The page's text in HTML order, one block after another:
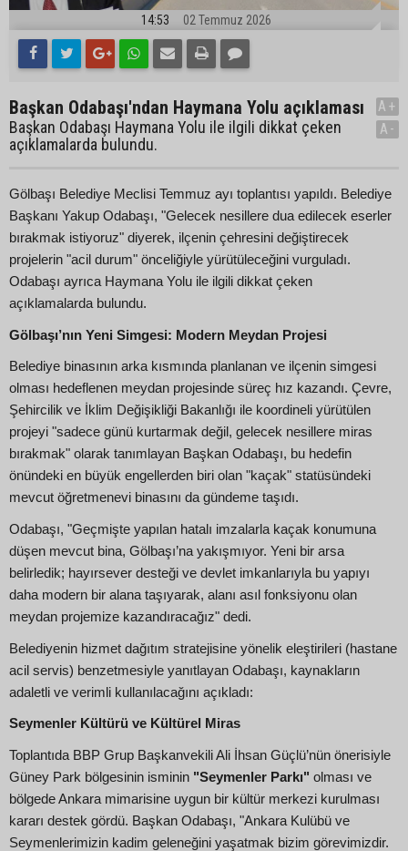
14:53 02 Temmuz 2026
Başkan Odabaşı'ndan Haymana Yolu açıklaması
Başkan Odabaşı Haymana Yolu ile ilgili dikkat çeken
açıklamalarda bulundu.
A+
A-
Gölbaşı Belediye Meclisi Temmuz ayı toplantısı yapıldı. Belediye
Başkanı Yakup Odabaşı, "Gelecek nesillere dua edilecek eserler
bırakmak istiyoruz" diyerek, ilçenin çehresini değiştirecek
projelerin "acil durum" önceliğiyle yürütüleceğini vurguladı.
Odabaşı ayrıca Haymana Yolu ile ilgili dikkat çeken
açıklamalarda bulundu.
Gölbaşı’nın Yeni Simgesi: Modern Meydan Projesi
Belediye binasının arka kısmında planlanan ve ilçenin simgesi
olması hedeflenen meydan projesinde süreç hız kazandı. Çevre,
Şehircilik ve İklim Değişikliği Bakanlığı ile koordineli yürütülen
projeyi "sadece günü kurtarmak değil, gelecek nesillere miras
bırakmak" olarak tanımlayan Başkan Odabaşı, bu hedefin
önündeki en büyük engellerden biri olan "kaçak" statüsündeki
mevcut öğretmenevi binasını da gündeme taşıdı.
Odabaşı, "Geçmişte yapılan hatalı imzalarla kaçak konumuna
düşen mevcut bina, Gölbaşı’na yakışmıyor. Yeni bir arsa
belirledik; hayırsever desteği ve devlet imkanlarıyla bu yapıyı
daha modern bir alana taşıyarak, alanı asıl fonksiyonu olan
meydan projemize kazandıracağız" dedi.
Belediyenin hizmet dağıtım stratejisine yönelik eleştirileri (hastane
acil servis) benzetmesiyle yanıtlayan Odabaşı, kaynakların
adaletli ve verimli kullanılacağını açıkladı:
Seymenler Kültürü ve Kültürel Miras
Toplantıda BBP Grup Başkanvekili Ali İhsan Güçlü’nün önerisiyle
Güney Park bölgesinin isminin "Seymenler Parkı" olması ve
bölgede Ankara mimarisine uygun bir kültür merkezi kurulması
kararı destek gördü. Başkan Odabaşı, "Ankara Kulübü ve
Seymenlerimizin kadim geleneğini yaşatmak bizim görevimizdir.